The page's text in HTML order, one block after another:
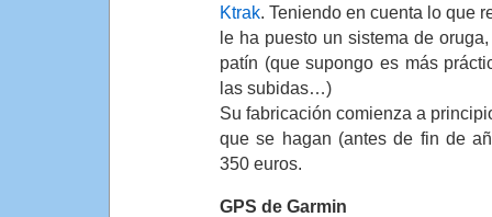
Ktrak. Teniendo en cuenta lo que
le ha puesto un sistema de
patín (que supongo es más
las subidas…)
Su fabricación comienza a
que se hagan (antes de fin de
350 euros.
GPS de Garmin